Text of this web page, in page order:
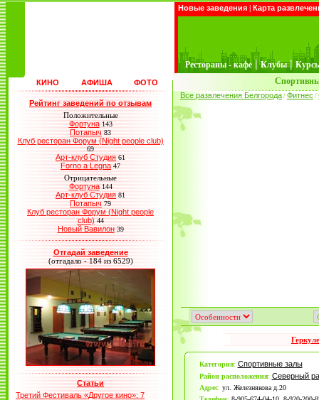
Новые заведения | Карта
Рестораны - кафе | Клубы |
КИНО АФИША ФОТО
Рейтинг заведений по отзывам
Положительные
Фортуна 143
Потапыч 83
Клуб ресторан Форум (Night people club)
69
Арт-клуб Студия 61
Forno a Legna 47
Отрицательные
Фортуна 144
Арт-клуб Студия 81
Потапыч 79
Клуб ресторан Форум (Night people
club) 44
Новый Вавилон 39
Отгадай заведение
(отгадало - 184 из 6529)
Статьи
Третий Фестиваль «Другое кино»: 7
Все развлечения Белгорода / Фитнес /
Категория: Спортивные залы
Район расположения: Северный
Адрес: ул. Железнякова д.20